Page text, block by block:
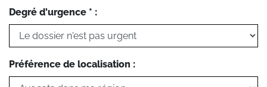
Degré d'urgence * :
Préférence de localisation :